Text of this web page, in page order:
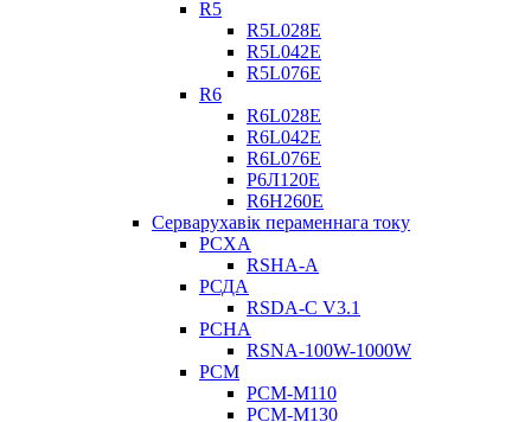
R5
R5L028E
R5L042E
R5L076E
R6
R6L028E
R6L042E
R6L076E
Р6Л120Е
R6H260E
Серварухавік пераменнага току
РСХА
RSHA-A
РСДА
RSDA-C V3.1
РСНА
RSNA-100W-1000W
РСМ
РСМ-М110
РСМ-М130